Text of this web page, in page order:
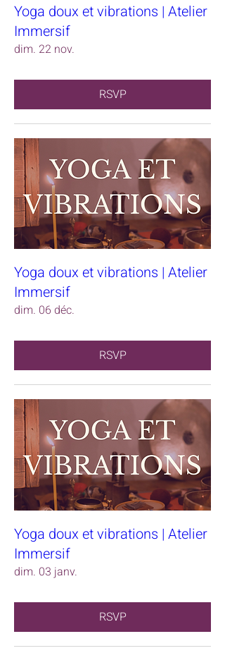
Yoga doux et vibrations | Atelier
Immersif
dim. 22 nov.
RSVP
Yoga doux et vibrations | Atelier
Immersif
dim. 06 déc.
RSVP
Yoga doux et vibrations | Atelier
Immersif
dim. 03 janv.
RSVP